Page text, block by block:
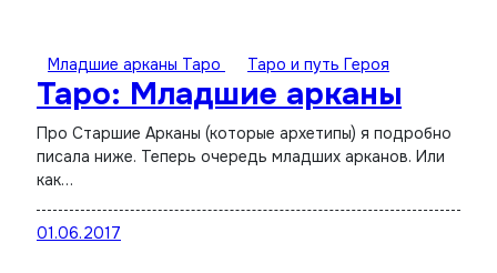
Младшие арканы Таро Таро и путь Героя
Таро: Младшие арканы
Про Старшие Арканы (которые архетипы) я подробно
писала ниже. Теперь очередь младших арканов. Или
как…
01.06.2017